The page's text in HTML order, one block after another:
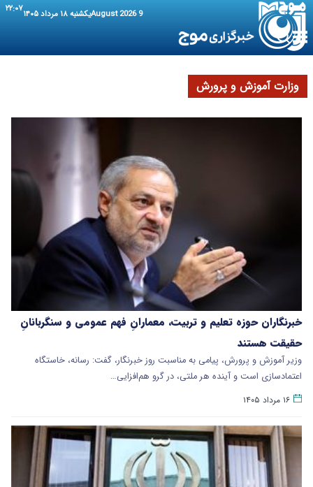
9 August 2026 یکشنبه ۱۸ مرداد ۱۴۰۵ ۲۲:۰۷
وزارت آموزش و پرورش
خبرنگاران حوزه تعلیم و تربیت، معمارانِ فهم عمومی و سنگربانانِ
حقیقت هستند
وزیر آموزش و پرورش، پیامی به مناسبت روز خبرنگار، گفت: رسانه، خاستگاه
اعتمادسازی است و آینده هر ملتی، در گرو هم‌افزایی…
۱۶ مرداد ۱۴۰۵